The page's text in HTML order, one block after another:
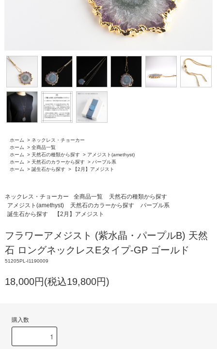
ホーム > ネックレス・チョーカー
ホーム
> 全商品一覧
ホーム
> 天然石の種類から探す > アメジスト(amethyst)
ホーム
> 天然石のカラーから探す > パープル系
ホーム
> 誕生石から探す > 【2月】アメジスト
ネックレス・チョーカー 全商品一覧
天然石の種類から探す
アメジスト(amethyst)
天然石のカラーから探す
パープル系
誕生石から探す
【2月】アメジスト
フラワーアメジスト (紫水晶・パープルB) 天然
石 ロングネックレスEタイプ-GP ゴールド
51205PL-I1190009
18,000円(税込19,800円)
購入数